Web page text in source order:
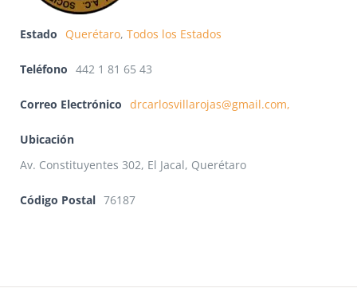
Estado Querétaro, Todos los Estados
Teléfono 442 1 81 65 43
Correo Electrónico drcarlosvillarojas@gmail.com,
Ubicación
Av. Constituyentes 302, El Jacal, Querétaro
Código Postal 76187